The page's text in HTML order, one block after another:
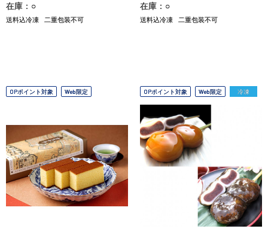
在庫：○
送料込冷凍 二重包装不可
在庫：○
送料込冷凍 二重包装不可
OPポイント対象 Web限定 OPポイント対象 Web限定 冷凍